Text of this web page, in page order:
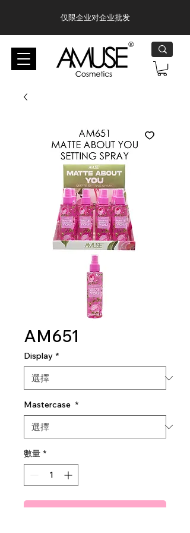
仅限企业对企业批发
AM651
Display *
Mastercase *
數量 *